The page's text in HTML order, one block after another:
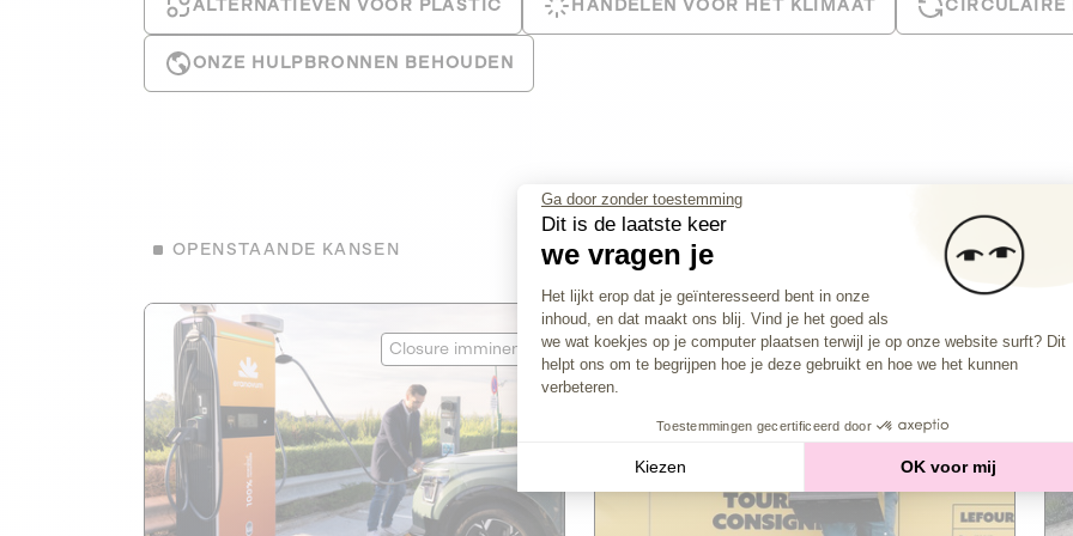
ALTERNATIEVEN VOOR PLASTIC HANDELEN VOOR HET KLIMAAT CIRCULAIRE
ONZE HULPBRONNEN BEHOUDEN
OPENSTAANDE KANSEN
Closure imminent
Eranovum
HERNIEUWBARE ENERGIE
HANDELEN VOOR HET KLIMAAT 1
Developer of electric vehicle charging
Closure imminent
Le Fourgon
De thuis- en kantoorleveringsdienst van
Ga door zonder toestemming
Dit is de laatste keer
we vragen je
Toestemmingsbeheerplatform:
Het lijkt erop dat je geïnteresseerd bent in onze
inhoud, en dat maakt ons blij. Vind je het goed als
we wat koekjes op je computer plaatsen terwijl je op onze website surft? Dit
helpt ons om te begrijpen hoe je deze gebruikt en hoe we het kunnen
verbeteren.
Toestemmingen gecertificeerd door
Kiezen OK voor mij
Axeptio consent